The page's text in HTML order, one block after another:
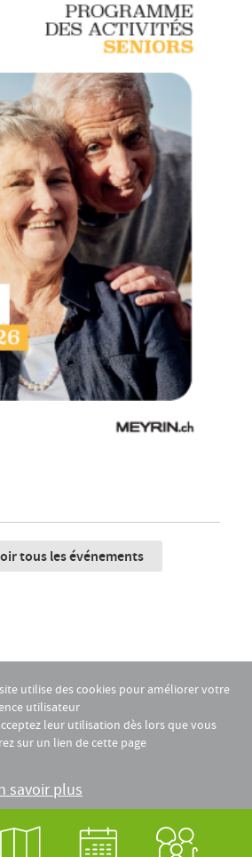
tous les événements
utilise des cookies pour améliorer votre
utilisateur
leur utilisation dès lors que vous
sur un lien de cette page
savoir plus